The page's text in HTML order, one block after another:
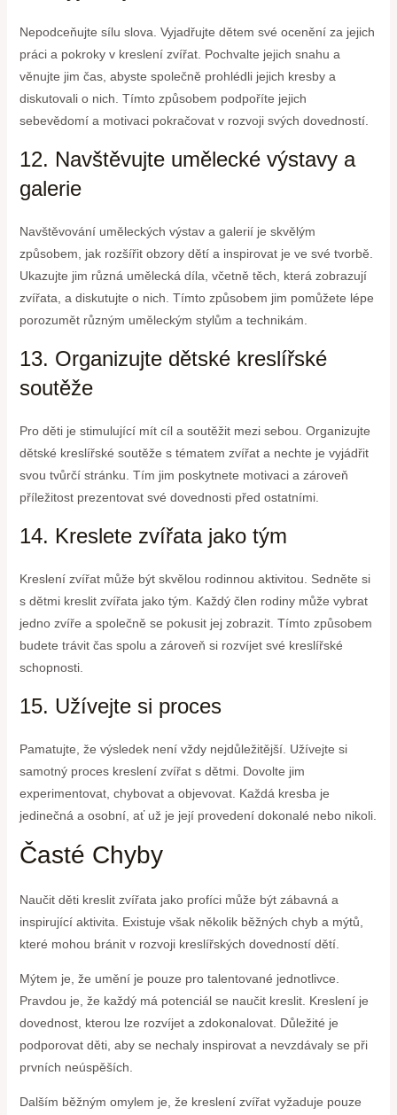
Nepodceňujte sílu slova. Vyjadřujte dětem své ocenění za jejich
práci a pokroky v kreslení zvířat. Pochvalte jejich snahu a
věnujte jim čas, abyste společně prohlédli jejich kresby a
diskutovali o nich. Tímto způsobem podpoříte jejich
sebevědomí a motivaci pokračovat v rozvoji svých dovedností.
12. Navštěvujte umělecké výstavy a
galerie
Navštěvování uměleckých výstav a galerií je skvělým
způsobem, jak rozšířit obzory dětí a inspirovat je ve své tvorbě.
Ukazujte jim různá umělecká díla, včetně těch, která zobrazují
zvířata, a diskutujte o nich. Tímto způsobem jim pomůžete lépe
porozumět různým uměleckým stylům a technikám.
13. Organizujte dětské kreslířské
soutěže
Pro děti je stimulující mít cíl a soutěžit mezi sebou. Organizujte
dětské kreslířské soutěže s tématem zvířat a nechte je vyjádřit
svou tvůrčí stránku. Tím jim poskytnete motivaci a zároveň
příležitost prezentovat své dovednosti před ostatními.
14. Kreslete zvířata jako tým
Kreslení zvířat může být skvělou rodinnou aktivitou. Sedněte si
s dětmi kreslit zvířata jako tým. Každý člen rodiny může vybrat
jedno zvíře a společně se pokusit jej zobrazit. Tímto způsobem
budete trávit čas spolu a zároveň si rozvíjet své kreslířské
schopnosti.
15. Užívejte si proces
Pamatujte, že výsledek není vždy nejdůležitější. Užívejte si
samotný proces kreslení zvířat s dětmi. Dovolte jim
experimentovat, chybovat a objevovat. Každá kresba je
jedinečná a osobní, ať už je její provedení dokonalé nebo nikoli.
Časté Chyby
Naučit děti kreslit zvířata jako profíci může být zábavná a
inspirující aktivita. Existuje však několik běžných chyb a mýtů,
které mohou bránit v rozvoji kreslířských dovedností dětí.
Mýtem je, že umění je pouze pro talentované jednotlivce.
Pravdou je, že každý má potenciál se naučit kreslit. Kreslení je
dovednost, kterou lze rozvíjet a zdokonalovat. Důležité je
podporovat děti, aby se nechaly inspirovat a nevzdávaly se při
prvních neúspěších.
Dalším běžným omylem je, že kreslení zvířat vyžaduje pouze